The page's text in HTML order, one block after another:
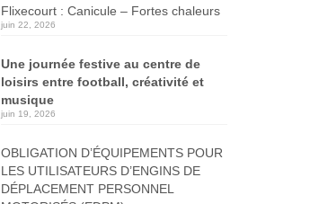
Flixecourt : Canicule – Fortes chaleurs
juin 22, 2026
Une journée festive au centre de
loisirs entre football, créativité et
musique
juin 19, 2026
OBLIGATION D’ÉQUIPEMENTS POUR
LES UTILISATEURS D’ENGINS DE
DÉPLACEMENT PERSONNEL